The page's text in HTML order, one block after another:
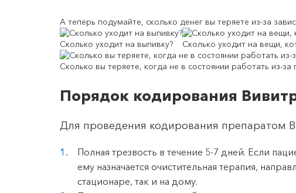
А теперь подумайте, сколько денег вы теряете из-за
Сколько уходит на выпивку? Сколько уходит на вещи,
Сколько вы теряете, когда не в состоянии работать из-за
Порядок кодирования
Для проведения кодирования препаратом
Полная трезвость в течение 5-7 дней. Если
ему назначается очистительная терапия,
стационаре, так и на дому.